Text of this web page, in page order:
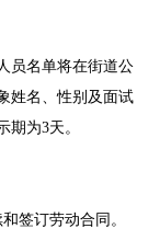
员名单将在街道公
姓名、性别及面试
为3天。
签订劳动合同。